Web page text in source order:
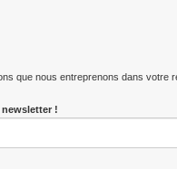
que nous entreprenons dans votre
!